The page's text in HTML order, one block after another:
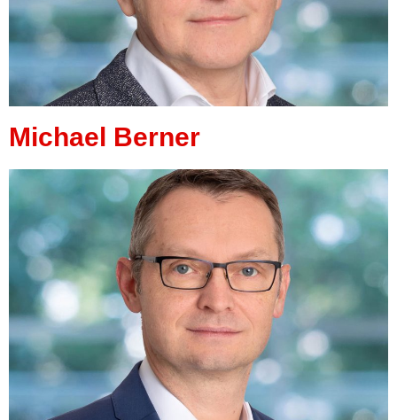
Michael Berner